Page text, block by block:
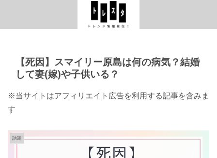
【死因】スマイリー原島は何の病気？結婚
して妻(嫁)や子供いる？
※当サイトはアフィリエイト広告を利用する記事を含みま
す
話題